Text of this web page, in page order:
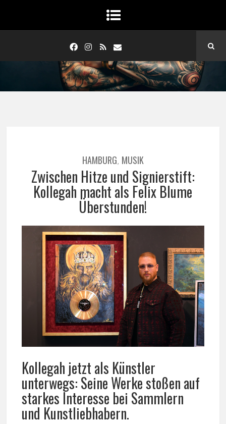
HAMBURG, MUSIK
Zwischen Hitze und Signierstift:
Kollegah macht als Felix Blume
Überstunden!
Kollegah jetzt als Künstler
unterwegs: Seine Werke stoßen auf
starkes Interesse bei Sammlern
und Kunstliebhabern.